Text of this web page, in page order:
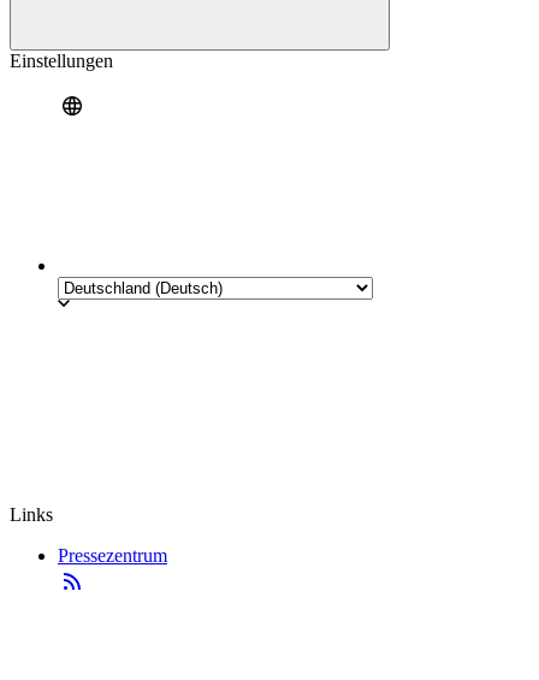
Einstellungen
Links
Pressezentrum